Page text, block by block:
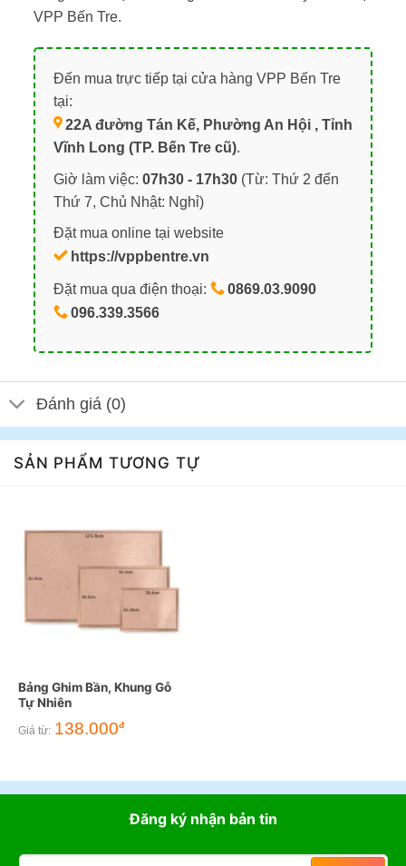
VPP Bến Tre.
Đến mua trực tiếp tại cửa hàng VPP Bến Tre
tại:
22A đường Tán Kế, Phường An Hội , Tỉnh
Vĩnh Long (TP. Bến Tre cũ).
Giờ làm việc: 07h30 - 17h30(Từ: Thứ 2 đến
Thứ 7, Chủ Nhật: Nghỉ)
Đặt mua online tại website
https://vppbentre.vn
Đặt mua qua điện thoại:
0869.03.9090
096.339.3566
Đánh giá (0)
SẢN PHẨM TƯƠNG TỰ
Bảng Ghim Bần, Khung Gỗ
Tự Nhiên
Giá từ: 138.000đ
Đăng ký nhận bản tin